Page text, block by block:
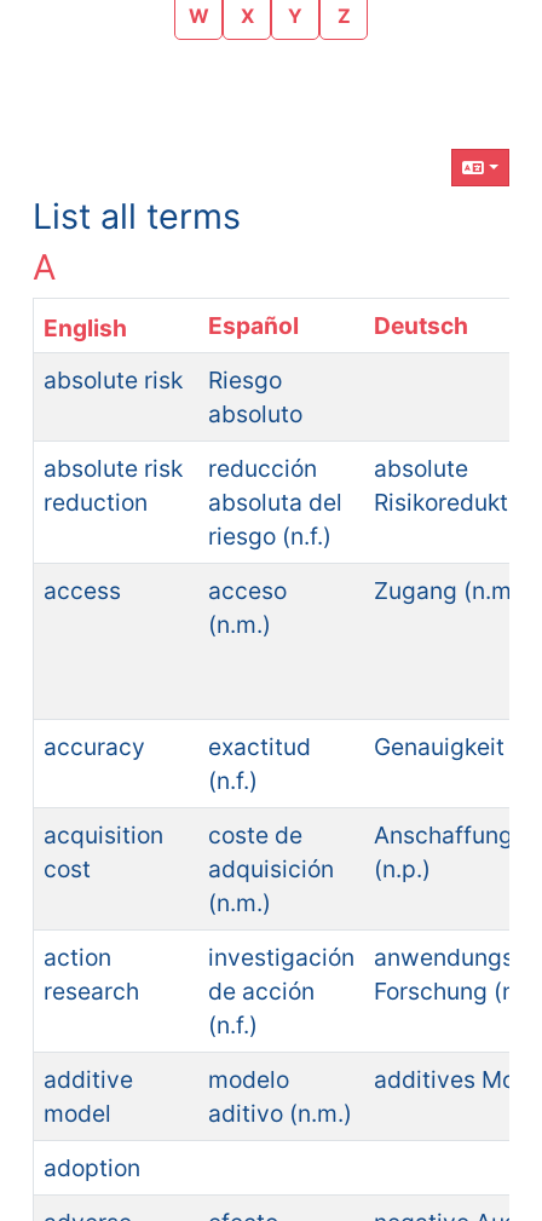
W
X Y Z
List all terms
A
Español
Deutsch
absolute risk
Riesgo
absoluto
absolute risk
reduction
reducción
absoluta del
riesgo (n.f.)
absolute
access
acceso
(n.m.)
Zugang (n.m.)
accuracy
exactitud
(n.f.)
Genauigkeit
acquisition
cost
coste de
adquisición
(n.m.)
(n.p.)
action
research
investigación
de acción
(n.f.)
Forschung (n.f.)
additive
model
modelo
aditivo (n.m.)
additives
adoption